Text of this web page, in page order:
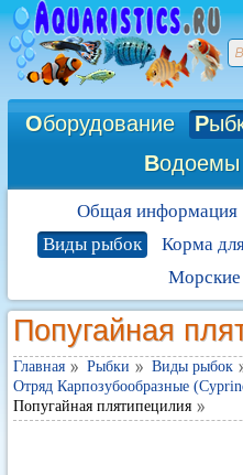
Оборудование Р
Водоемы
Общая информация
Виды рыбок
Корма
Попугайная
Главная Рыбки
Виды рыбок
Отряд Карпозубообразные
Попугайная плятипецилия